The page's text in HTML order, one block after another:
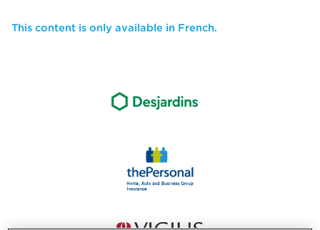
This content is only available in French.